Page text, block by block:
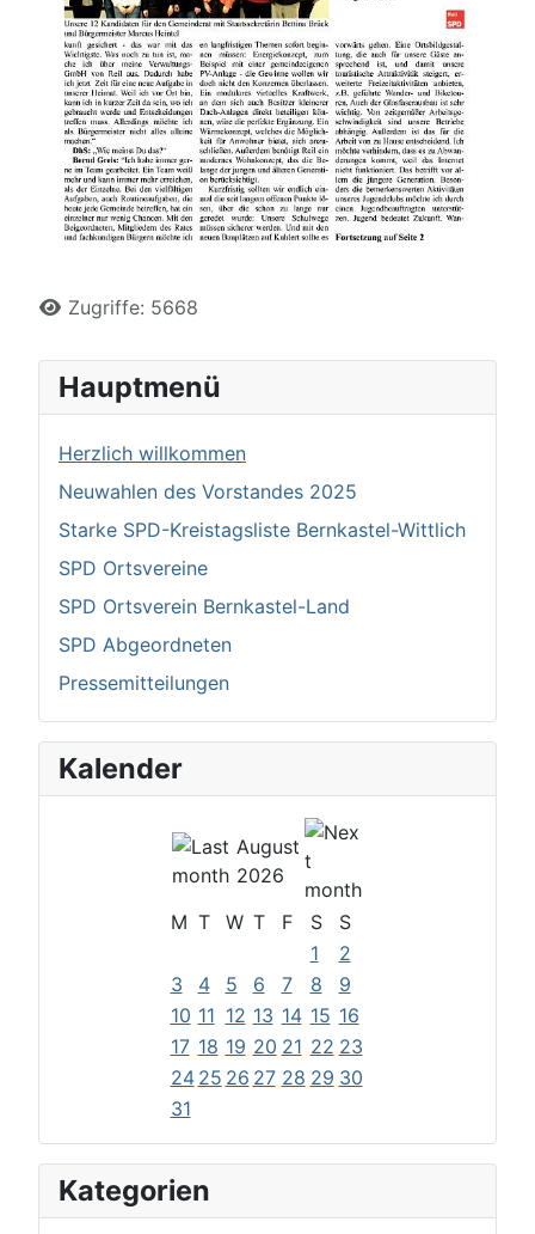
DetailsZugriffe: 5668
Hauptmenü
Herzlich willkommen
Neuwahlen des Vorstandes 2025
Starke SPD-Kreistagsliste Bernkastel-Wittlich
SPD Ortsvereine
SPD Ortsverein Bernkastel-Land
SPD Abgeordneten
Pressemitteilungen
Kalender
August
2026
M T W T F S
S
1
2
3
4 5 6 7 8
9
10 11 12 13 14 15 16
17 18 19 20 21 22 23
24 25 26 27 28 29 30
31
Kategorien